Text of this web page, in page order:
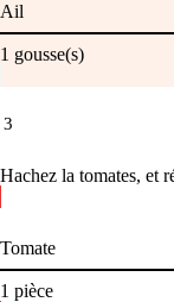
Ail
1 gousse(s)
3
Hachez la tomates, et
Tomate
1 pièce